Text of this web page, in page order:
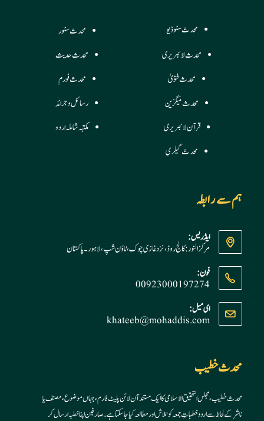
محدث سٹوڈیو
محدث سٹور
محدث لائبریری
محدث حدیث
محدث فتویٰ
محدث فورم
محدث میگزین
رسائل وجرائد
قرآن لائبریری
مکتبہ شاملہ اردو
محدث گیلری
ہم سے رابطہ
ایڈریس:
مرکز النور: کالج روڈ، نزد غازی چوک، ٹاؤن شپ، لاہور ۔ پاکستان
فون:
00923000197274
in
application
ای میل:
khateeb@mohaddis.com
Opens
محدث خطیب
محدث خطیب، مجلس التحقیق الاسلامی کا ایک مستند آن لائن پلیٹ فارم، جہاں موضوع، مصنف یا
ناشر کے لحاظ سے اردو خطباتِ جمعہ کو تلاش اور مطالعہ کیا جا سکتا ہے۔ صارفین اپنا خطبہ ارسال کر